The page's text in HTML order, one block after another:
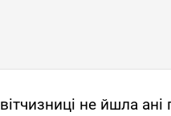
не йшла